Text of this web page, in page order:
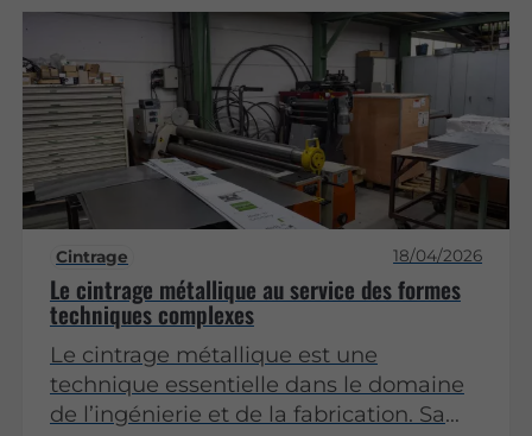
être sous-estimée. Cet article se penche
sur les meilleures pratiques et
techniques pour garantir la qualité des
soudures.
Cintrage 18/04/2026
Le cintrage métallique au service des formes
techniques complexes
Le cintrage métallique est une
technique essentielle dans le domaine
de l’ingénierie et de la fabrication. Sa